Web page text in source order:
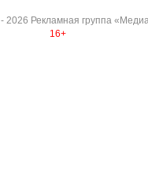
- 2026 Рекламная группа
16+